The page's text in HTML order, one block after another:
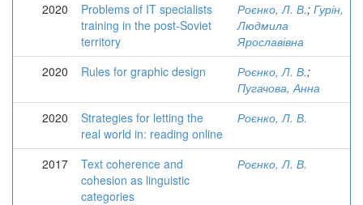
2020
Problems of IT specialists
training in the post-Soviet
territory
Роєнко, Л. В.; Гурін,
Людмила
Ярославівна
2020
Rules for graphic design Роєнко, Л. В.;
Пугачова, Анна
2020
Strategies for letting the
real world in: reading online
Роєнко, Л. В.
2017
Text coherence and
cohesion as linguistic
categories
Роєнко, Л. В.